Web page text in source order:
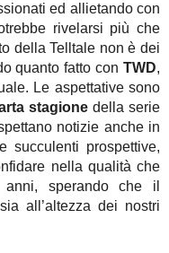
ed allietando con
rivelarsi più che
della Telltale non è dei
quanto fatto con TWD,
Le aspettative sono
stagione della serie
notizie anche in
succulenti prospettive,
nella qualità che
sperando che il
all’altezza dei nostri